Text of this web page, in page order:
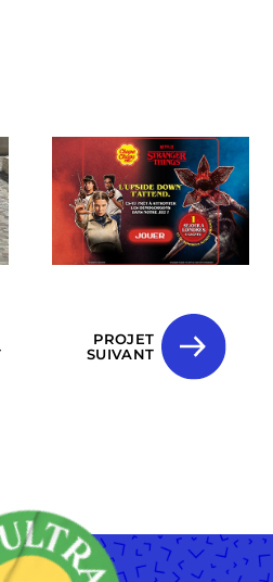
PROJET
SUIVANT